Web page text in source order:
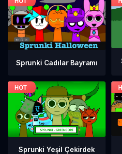
Sprunki Cadılar Bayramı
Sprunki Yeşil Çekirdek